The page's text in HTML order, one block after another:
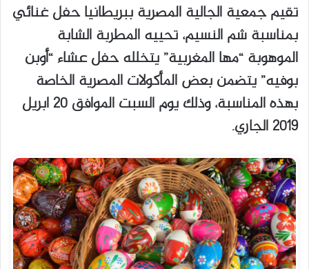
تقيم جمعية الجالية المصرية ببريطانيا حفل غنائي
بمناسبة شم النسيم، تحييه المطربة الشابة
الموهوبة “مها المغربية” يتخلله حفل عشاء “أوبن
بوفيه” يتضمن بعض المأكولات المصرية الخاصة
بهذه المناسبة، وذلك يوم السبت الموافق 20 ابريل
2019 الجاري.